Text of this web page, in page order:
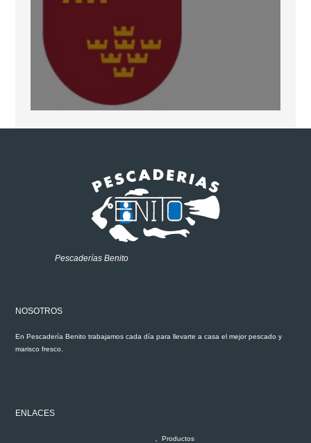
Pescaderías Benito
NOSOTROS
En Pescadería Benito trabajamos cada día para llevarte a casa el mejor pescado y
marisco fresco.
ENLACES
Productos